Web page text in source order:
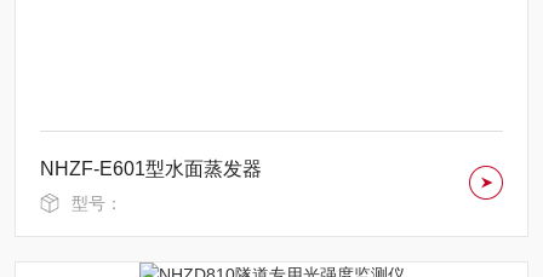
NHZF-E601型水面蒸发器
型号：